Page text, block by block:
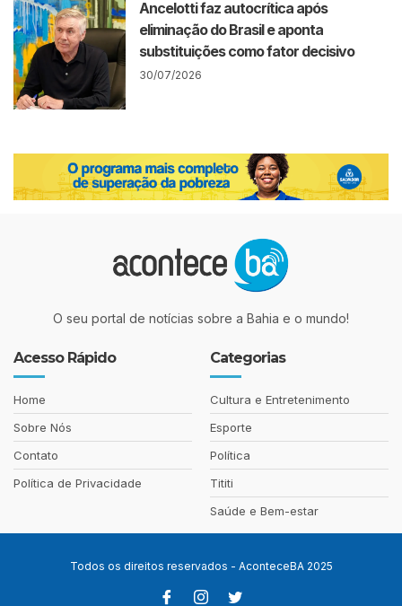
Ancelotti faz autocrítica após
eliminação do Brasil e aponta
substituições como fator decisivo
30/07/2026
O seu portal de notícias sobre a Bahia e o mundo!
Acesso Rápido
Home
Sobre Nós
Contato
Política de Privacidade
Categorias
Cultura e Entretenimento
Esporte
Política
Tititi
Saúde e Bem-estar
Todos os direitos reservados - AconteceBA 2025